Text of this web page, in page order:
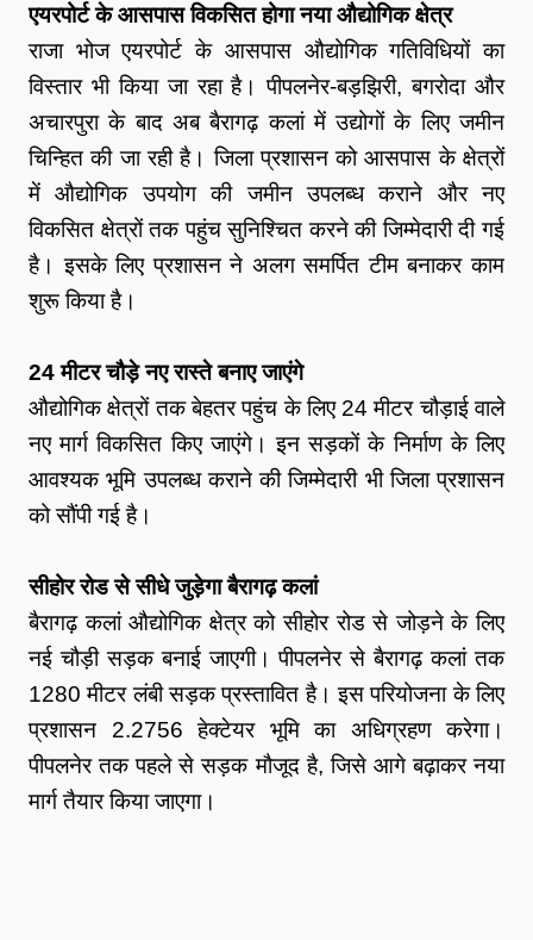
एयरपोर्ट के आसपास विकसित होगा नया औद्योगिक क्षेत्र
राजा भोज एयरपोर्ट के आसपास औद्योगिक गतिविधियों का
विस्तार भी किया जा रहा है। पीपलनेर-बड़झिरी, बगरोदा और
अचारपुरा के बाद अब बैरागढ़ कलां में उद्योगों के लिए जमीन
चिन्हित की जा रही है। जिला प्रशासन को आसपास के क्षेत्रों
में औद्योगिक उपयोग की जमीन उपलब्ध कराने और नए
विकसित क्षेत्रों तक पहुंच सुनिश्चित करने की जिम्मेदारी दी गई
है। इसके लिए प्रशासन ने अलग समर्पित टीम बनाकर काम
शुरू किया है।
24 मीटर चौड़े नए रास्ते बनाए जाएंगे
औद्योगिक क्षेत्रों तक बेहतर पहुंच के लिए 24 मीटर चौड़ाई वाले
नए मार्ग विकसित किए जाएंगे। इन सड़कों के निर्माण के लिए
आवश्यक भूमि उपलब्ध कराने की जिम्मेदारी भी जिला प्रशासन
को सौंपी गई है।
सीहोर रोड से सीधे जुड़ेगा बैरागढ़ कलां
बैरागढ़ कलां औद्योगिक क्षेत्र को सीहोर रोड से जोड़ने के लिए
नई चौड़ी सड़क बनाई जाएगी। पीपलनेर से बैरागढ़ कलां तक
1280 मीटर लंबी सड़क प्रस्तावित है। इस परियोजना के लिए
प्रशासन 2.2756 हेक्टेयर भूमि का अधिग्रहण करेगा।
पीपलनेर तक पहले से सड़क मौजूद है, जिसे आगे बढ़ाकर नया
मार्ग तैयार किया जाएगा।